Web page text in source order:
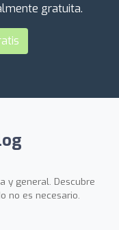
gratuita.
y general. Descubre
no es necesario.